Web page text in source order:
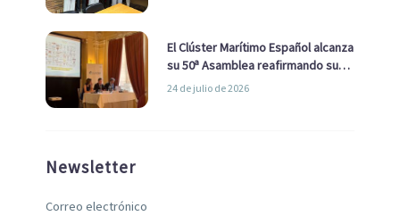
El Clúster Marítimo Español alcanza
su 50ª Asamblea reafirmando su
liderazgo en la Economía Azul
24 de julio de 2026
Newsletter
Correo electrónico